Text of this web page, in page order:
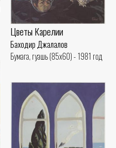
Цветы Карелии
Баходир Джалалов
Бумага, гуашь (85x60) - 1981 год